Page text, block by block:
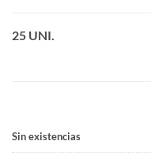
25 UNI.
Sin existencias